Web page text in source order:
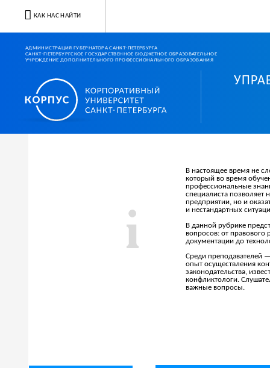
АДМИНИСТРАЦИЯ ГУБЕРНАТОРА САНКТ-ПЕТЕРБУРГА
САНКТ-ПЕТЕРБУРГСКОЕ ГОСУДАРСТВЕННОЕ БЮДЖЕТНОЕ ОБРАЗОВАТЕЛЬНОЕ
УЧРЕЖДЕНИЕ ДОПОЛНИТЕЛЬНОГО ПРОФЕССИОНАЛЬНОГО ОБРАЗОВАНИЯ
Корпоративный
КАК НАС НАЙТИ
В настоящее время не
который во время
профессиональные
специалиста позволяет
предприятии, но и
и нестандартных
В данной рубрике
вопросов: от
документации до
Среди преподавателей
опыт осуществления
законодательства,
конфликтологи.
важные вопросы.